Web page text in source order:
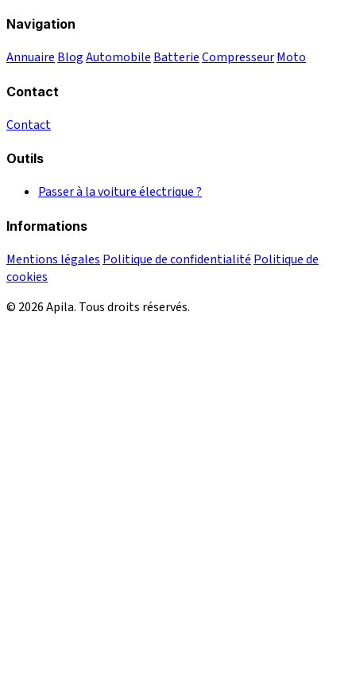
Navigation
Annuaire BlogAutomobile BatterieCompresseurMoto
Contact
Contact
Outils
Passer à la voiture électrique ?
Informations
Mentions légales Politique de confidentialité Politique de
cookies
© 2026 Apila. Tous droits réservés.